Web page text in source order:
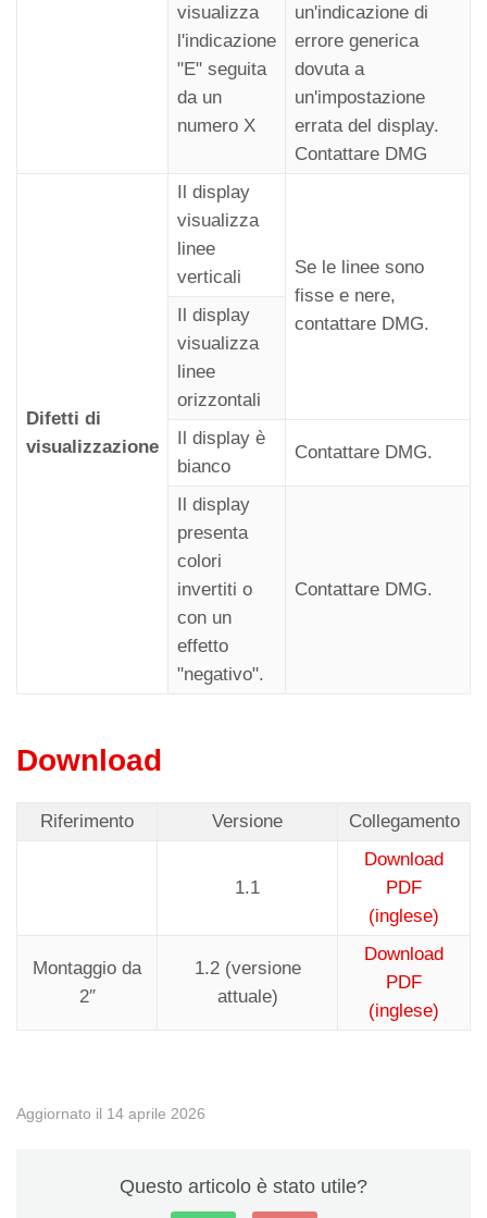
visualizza
l'indicazione
"E" seguita
da un
numero X
un'indicazione di
errore generica
dovuta a
un'impostazione
errata del display.
Contattare DMG
Difetti di
visualizzazione
Il display
visualizza
linee
verticali
Se le linee sono
fisse e nere,
contattare DMG.
Il display
visualizza
linee
orizzontali
Il display è
bianco
Contattare DMG.
Il display
presenta
colori
invertiti o
con un
effetto
"negativo".
Contattare DMG.
Download
Riferimento Versione Collegamento
1.1
Download
PDF
(inglese)
Montaggio da
2″
1.2 (versione
attuale)
Download
PDF
(inglese)
Aggiornato il 14 aprile 2026
Questo articolo è stato utile?